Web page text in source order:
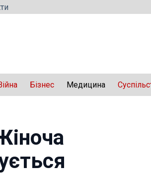
Бізнес Медицина